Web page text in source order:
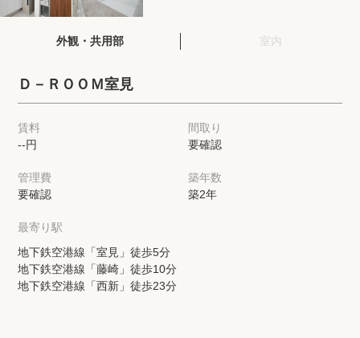
閲覧履歴
保存した検索条件
店舗・スタッフ紹介
希望条件を伝えてプロに探してもらう
来店予約
各種お問い合わせ
高級賃貸物件コラム
外観・共用部 室内
Ｄ－ＲＯＯＭ室見
賃料
--円
間取り
要確認
管理費
要確認
築年数
築2年
最寄り駅
地下鉄空港線「室見」徒歩5分
地下鉄空港線「藤崎」徒歩10分
地下鉄空港線「西新」徒歩23分